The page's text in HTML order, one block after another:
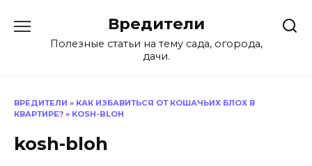
содержанию
Вредители
Полезные статьи на тему сада, огорода,
дачи.
ВРЕДИТЕЛИ » КАК ИЗБАВИТЬСЯ ОТ КОШАЧЬИХ БЛОХ В
КВАРТИРЕ? » KOSH-BLOH
kosh-bloh